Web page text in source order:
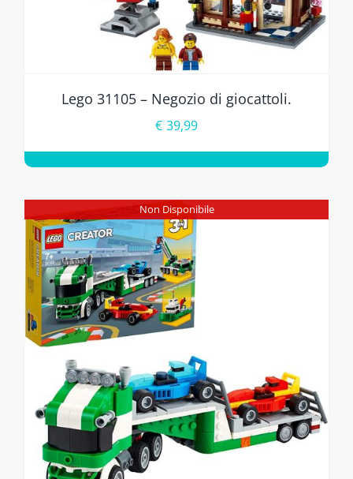
Lego 31105 – Negozio di giocattoli.
€ 39,99
Non Disponibile